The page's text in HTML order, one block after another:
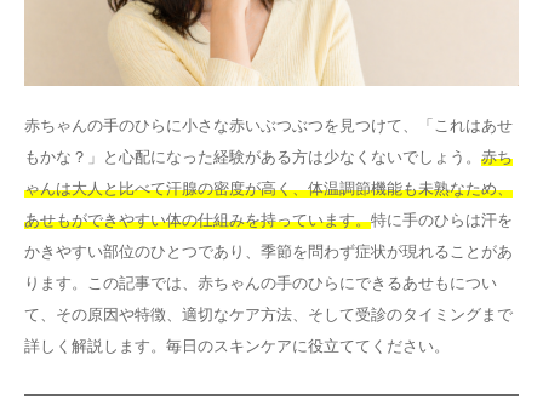
赤ちゃんの手のひらに小さな赤いぶつぶつを見つけて、「これはあせ
もかな？」と心配になった経験がある方は少なくないでしょう。 赤ち
ゃんは大人と比べて汗腺の密度が高く、体温調節機能も未熟なため、
あせもができやすい体の仕組みを持っています。特に手のひらは汗を
かきやすい部位のひとつであり、季節を問わず症状が現れることがあ
ります。この記事では、赤ちゃんの手のひらにできるあせもについ
て、その原因や特徴、適切なケア方法、そして受診のタイミングまで
詳しく解説します。毎日のスキンケアに役立ててください。
English